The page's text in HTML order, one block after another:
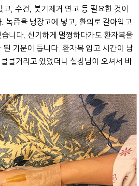
, 수건, 붓기제거 연고 등 필요한 것이
녹즙을 냉장고에 넣고, 환의로 갈아입고
니다. 신기하게 멀쩡하다가도 환자복을
된 기분이 듭니다. 환자복 입고 시간이 남
클거리고 있었더니 실장님이 오셔서 바